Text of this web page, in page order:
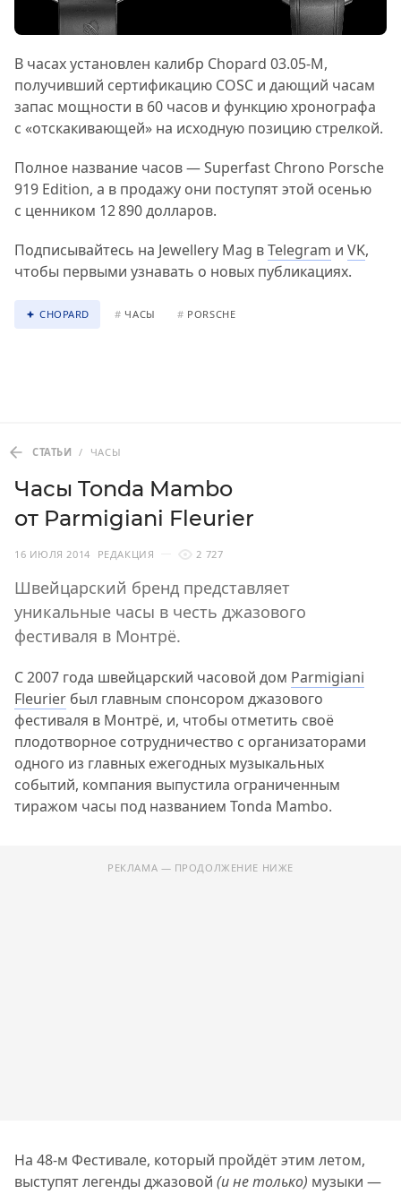
В часах установлен калибр Chopard 03.05-M,
получивший сертификацию COSC и дающий часам
запас мощности в 60 часов и функцию хронографа
с «отскакивающей» на исходную позицию стрелкой.
Полное название часов — Superfast Chrono Porsche
919 Edition, а в продажу они поступят этой осенью
с ценником 12 890 долларов.
Подписывайтесь на Jewellery Mag вTelegram и VK,
чтобы первыми узнавать о новых публикациях.
CHOPARD # ЧАСЫ # PORSCHE
СТАТЬИ / ЧАСЫ
Часы Tonda Mambo
от Parmigiani Fleurier
16 ИЮЛЯ 2014 РЕДАКЦИЯ 2 727
Швейцарский бренд представляет
уникальные часы в честь джазового
фестиваля в Монтрё.
С 2007 года швейцарский часовой дом Parmigiani
Fleurier был главным спонсором джазового
фестиваля в Монтрё, и, чтобы отметить своё
плодотворное сотрудничество с организаторами
одного из главных ежегодных музыкальных
событий, компания выпустила ограниченным
тиражом часы под названием Tonda Mambo.
РЕКЛАМА — ПРОДОЛЖЕНИЕ НИЖЕ
На 48-м Фестивале, который пройдёт этим летом,
выступят легенды джазовой (и не только) музыки —